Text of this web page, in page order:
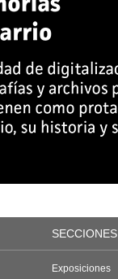
SECCIONES
Exposiciones